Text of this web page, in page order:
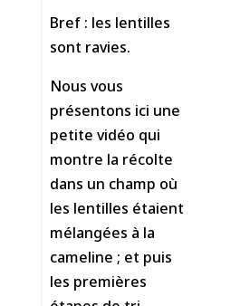
Bref : les lentilles
sont ravies.
Nous vous
présentons ici une
petite vidéo qui
montre la récolte
dans un champ où
les lentilles étaient
mélangées à la
cameline ; et puis
les premières